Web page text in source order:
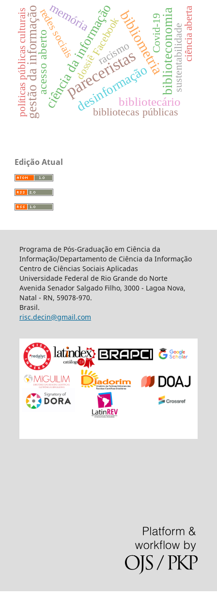
pareceristasbibliometria
ciência da informação
desinformação biblioteconomia
gestão da informaçãoacesso aberto
bibliotecário
memória
bibliotecas públicas
Facebook
racismo sustentabilidade
redes sociais Covid-19
dossiê
ciência aberta
políticas públicas culturais
Edição Atual
Programa de Pós-Graduação em Ciência da
Informação/Departamento de Ciência da Informação
Centro de Ciências Sociais Aplicadas
Universidade Federal de Rio Grande do Norte
Avenida Senador Salgado Filho, 3000 - Lagoa Nova,
Natal - RN, 59078-970.
Brasil.
risc.decin@gmail.com